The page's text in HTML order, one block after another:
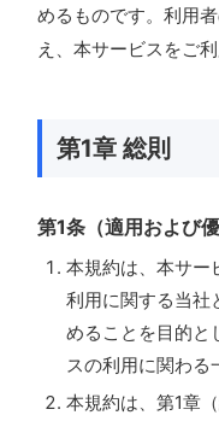
めるものです。利用
え、本サービスをご
第1章 総則
第1条（適用および優
本規約は、本サー
利用に関する当社
めることを目的と
スの利用に関わる
本規約は、第1章